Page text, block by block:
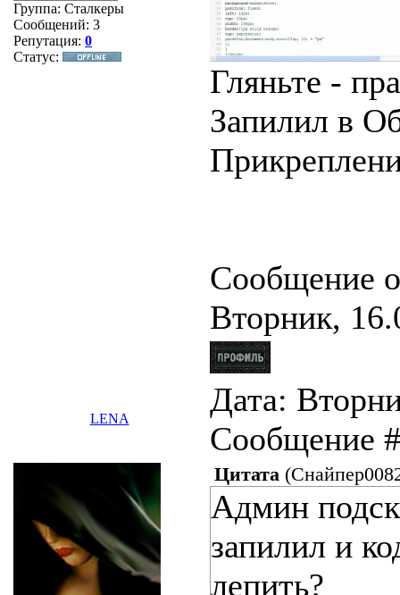
Группа: Сталкеры
Сообщений: 3
Репутация: 0
Статус:
Гляньте -
Запилил в
Сообщение
Вторник,
LENA
Дата:
Сообщение
Цитата (
Админ
запилил и
лепить?